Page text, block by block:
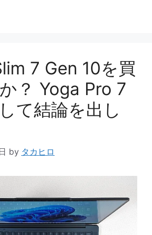
7 Gen 10を買
？ Yoga Pro 7
て結論を出し
by タカヒロ